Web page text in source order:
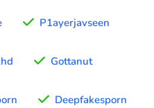
P1ayerjavseen
Gottanut
Deepfakesporn